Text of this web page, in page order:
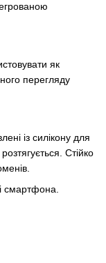
як
перегляду
із силікону для
Стійко
смартфона.